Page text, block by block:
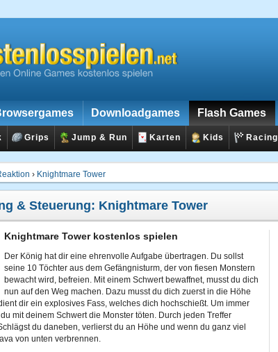
Downloadgames Flash Games
Grips Jump & Run Karten Kids Racing
› Knightmare Tower
& Steuerung: Knightmare Tower
Knightmare Tower kostenlos spielen
Der König hat dir eine ehrenvolle Aufgabe übertragen. Du sollst
seine 10 Töchter aus dem Gefängnisturm, der von fiesen Monstern
bewacht wird, befreien. Mit einem Schwert bewaffnet, musst du dich
nun auf den Weg machen. Dazu musst du dich zuerst in die Höhe
dir ein explosives Fass, welches dich hochschießt. Um immer
mit deinem Schwert die Monster töten. Durch jeden Treffer
du daneben, verlierst du an Höhe und wenn du ganz viel
von unten verbrennen.